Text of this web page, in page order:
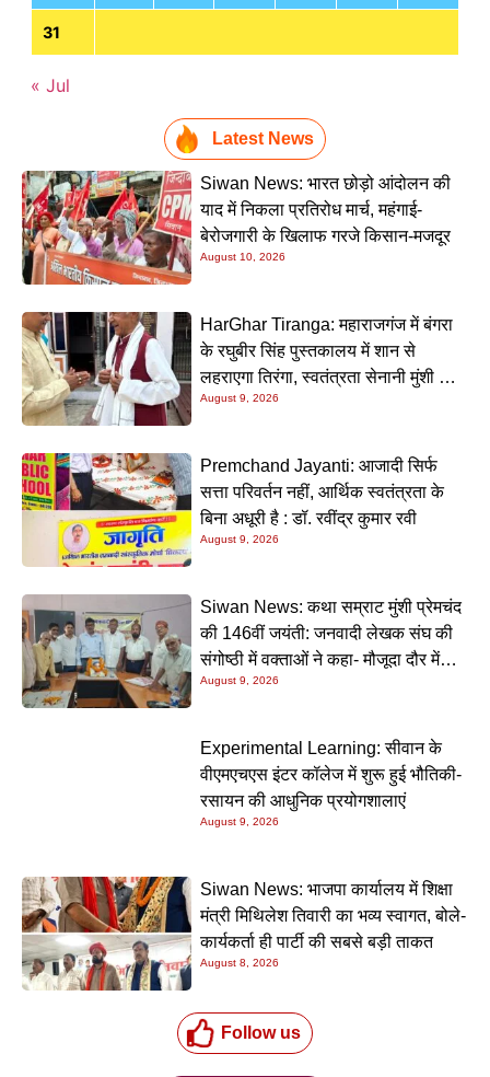
31
« Jul
Latest News
Siwan News: भारत छोड़ो आंदोलन की
याद में निकला प्रतिरोध मार्च, महंगाई-
बेरोजगारी के खिलाफ गरजे किसान-मजदूर
August 10, 2026
HarGhar Tiranga: महाराजगंज में बंगरा
के रघुबीर सिंह पुस्तकालय में शान से
लहराएगा तिरंगा, स्वतंत्रता सेनानी मुंशी सिंह
होंगे मुख्य अतिथि
August 9, 2026
Premchand Jayanti: आजादी सिर्फ
सत्ता परिवर्तन नहीं, आर्थिक स्वतंत्रता के
बिना अधूरी है : डॉ. रवींद्र कुमार रवी
August 9, 2026
Siwan News: कथा सम्राट मुंशी प्रेमचंद
की 146वीं जयंती: जनवादी लेखक संघ की
संगोष्ठी में वक्ताओं ने कहा- मौजूदा दौर में
प्रेमचंद की रचनाएं और अधिक प्रासंगिक
August 9, 2026
Experimental Learning: सीवान के
वीएमएचएस इंटर कॉलेज में शुरू हुई भौतिकी-
रसायन की आधुनिक प्रयोगशालाएं
August 9, 2026
Siwan News: भाजपा कार्यालय में शिक्षा
मंत्री मिथिलेश तिवारी का भव्य स्वागत, बोले-
कार्यकर्ता ही पार्टी की सबसे बड़ी ताकत
August 8, 2026
Follow us